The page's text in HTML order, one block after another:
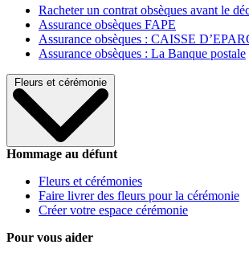
Racheter un contrat obsèques avant le
Assurance obsèques FAPE
Assurance obsèques : CAISSE
Assurance obsèques : La Banque postale
Fleurs et cérémonie
Hommage au défunt
Fleurs et cérémonies
Faire livrer des fleurs pour la cérémonie
Créer votre espace cérémonie
Pour vous aider